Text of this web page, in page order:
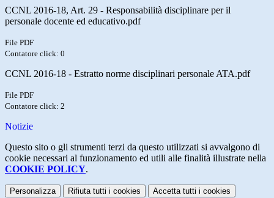
CCNL 2016-18, Art. 29 - Responsabilità disciplinare per il
personale docente ed educativo.pdf
File PDF
Contatore click: 0
CCNL 2016-18 - Estratto norme disciplinari personale ATA.pdf
File PDF
Contatore click: 2
Notizie
Questo sito o gli strumenti terzi da questo utilizzati si avvalgono di
cookie necessari al funzionamento ed utili alle finalità illustrate nella
COOKIE POLICY.
Personalizza Rifiuta tutti i cookies Accetta tutti i cookies